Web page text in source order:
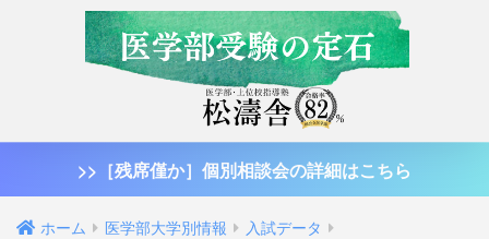
>>［残席僅か］個別相談会の詳細はこちら
ホーム 医学部大学別情報 入試データ